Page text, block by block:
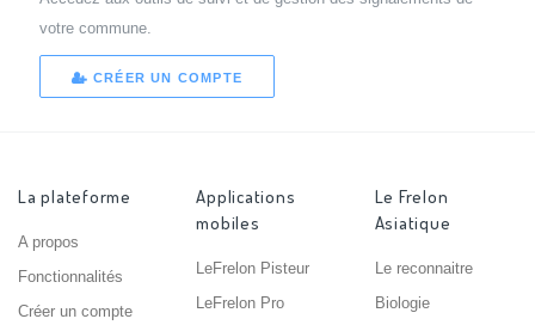
votre commune.
CRÉER UN COMPTE
La plateforme
A propos
Fonctionnalités
Créer un compte
Applications
mobiles
LeFrelon Pisteur
LeFrelon Pro
Le Frelon
Asiatique
Le reconnaitre
Biologie